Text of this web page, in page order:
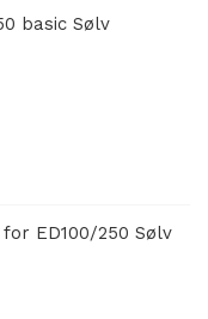
basic Sølv
ED100/250 Sølv